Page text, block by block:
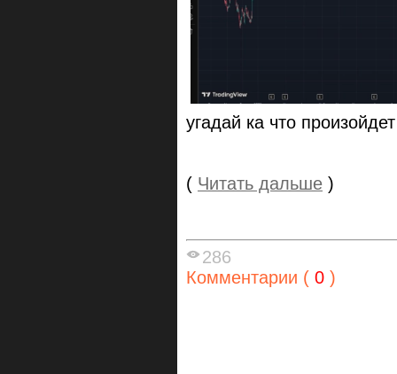
угадай ка что
( Читать дальше )
286
Комментарии ( 0 )